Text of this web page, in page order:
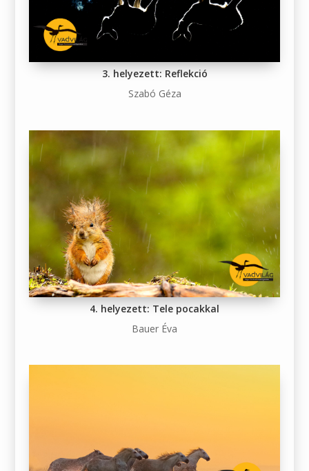
3. helyezett: Reflekció
Szabó Géza
4. helyezett: Tele pocakkal
Bauer Éva